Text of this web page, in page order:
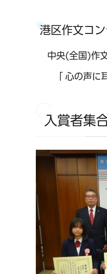
港区作文コ
中央(全国)作文
「 心の声に
入賞者集